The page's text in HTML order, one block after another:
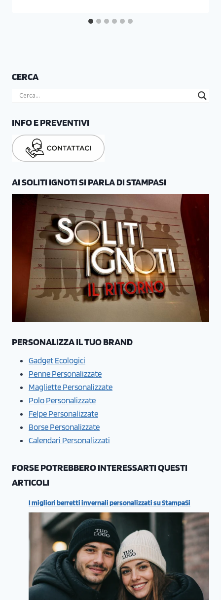
CERCA
INFO E PREVENTIVI
AI SOLITI IGNOTI SI PARLA DI STAMPASI
PERSONALIZZA IL TUO BRAND
Gadget Ecologici
Penne Personalizzate
Magliette Personalizzate
Polo Personalizzate
Felpe Personalizzate
Borse Personalizzate
Calendari Personalizzati
FORSE POTREBBERO INTERESSARTI QUESTI
ARTICOLI
I migliori berretti invernali personalizzati su StampaSi